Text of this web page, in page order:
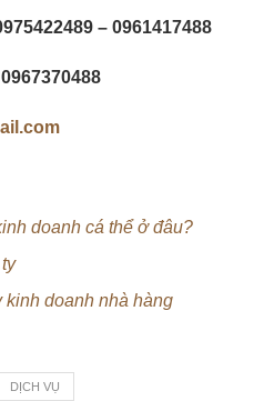
– 0961417488
doanh cá thể ở đâu?
kinh doanh nhà hàng
DỊCH VỤ